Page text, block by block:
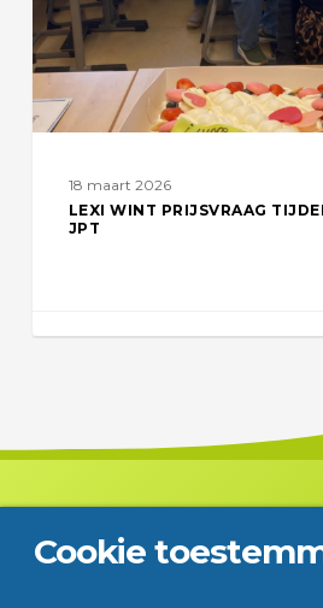
JPT
18 maart 2026
LEXI WINT PRIJSVRAAG
JPT
Cookie